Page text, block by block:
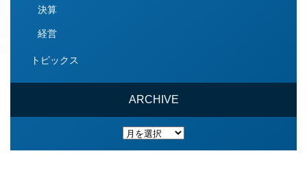
決算
経営
トピックス
ARCHIVE
ARCHIVE